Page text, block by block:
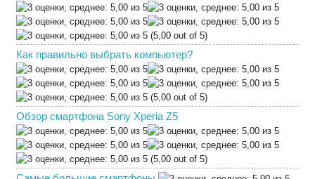
(5,00 out of 5)
Как правильно выбрать компьютер?
(5,00 out of 5)
Обзор смартфона Sony Xperia Z5
(5,00 out of 5)